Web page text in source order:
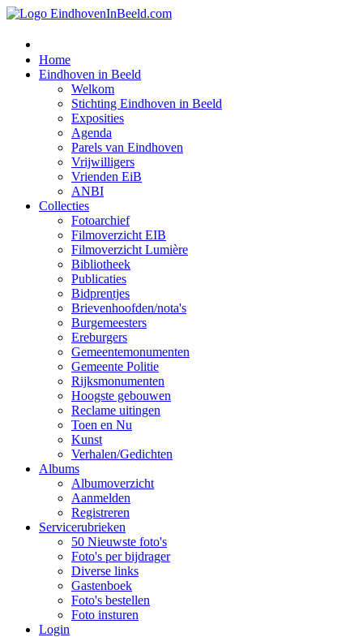
Home
Eindhoven in Beeld
Welkom
Stichting Eindhoven in Beeld
Exposities
Agenda
Parels van Eindhoven
Vrijwilligers
Vrienden EiB
ANBI
Collecties
Fotoarchief
Filmoverzicht EIB
Filmoverzicht Lumière
Bibliotheek
Publicaties
Bidprentjes
Brievenhoofden/nota's
Burgemeesters
Ereburgers
Gemeentemonumenten
Gemeente Politie
Rijksmonumenten
Hoogste gebouwen
Reclame uitingen
Toen en Nu
Kunst
Verhalen/Gedichten
Albums
Albumoverzicht
Aanmelden
Registreren
Servicerubrieken
50 Nieuwste foto's
Foto's per bijdrager
Diverse links
Gastenboek
Foto's bestellen
Foto insturen
Login